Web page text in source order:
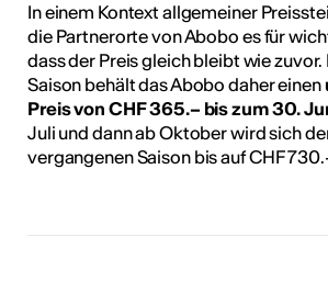
In einem Kontext allgemeiner
die Partnerorte von Abobo es für
dass der Preis gleich bleibt wie zuvor.
Saison behält das Abobo daher einen
Preis von CHF 365.– bis zum 30.
Juli und dann ab Oktober wird sich
vergangenen Saison bis auf CHF